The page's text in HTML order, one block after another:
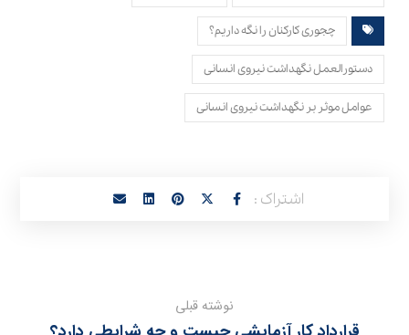
چجوری کارکنان را نگه داریم؟
دستورالعمل نگهداشت نیروی انسانی
عوامل موثر بر نگهداشت نیروی انسانی
نوشته قبلی